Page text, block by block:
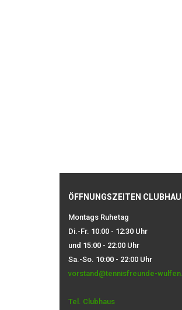
ÖFFNUNGSZEITEN
Montags Ruhetag
Di.-Fr. 10:00 - 12:30 Uhr
und 15:00 - 22:00 Uhr
Sa.-So. 10:00 - 22:00 Uhr
vorstand@tennisfreunde-
Tel. Clubhaus